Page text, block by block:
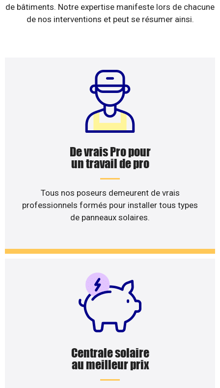
de bâtiments. Notre expertise manifeste lors de chacune
de nos interventions et peut se résumer ainsi.
De vrais Pro pour
un travail de pro
Tous nos poseurs demeurent de vrais
professionnels formés pour installer tous types
de panneaux solaires.
Centrale solaire
au meilleur prix